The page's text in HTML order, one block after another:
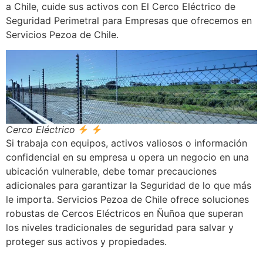
a Chile, cuide sus activos con El Cerco Eléctrico de
Seguridad Perimetral para Empresas que ofrecemos en
Servicios Pezoa de Chile.
Cerco Eléctrico
Si trabaja con equipos, activos valiosos o información
confidencial en su empresa u opera un negocio en una
ubicación vulnerable, debe tomar precauciones
adicionales para garantizar la Seguridad de lo que más
le importa. Servicios Pezoa de Chile ofrece soluciones
robustas de Cercos Eléctricos en Ñuñoa que superan
los niveles tradicionales de seguridad para salvar y
proteger sus activos y propiedades.